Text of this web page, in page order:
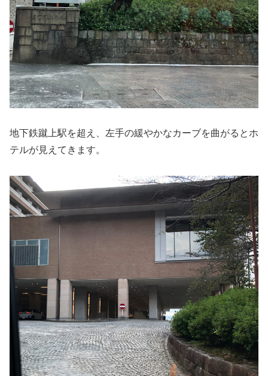
地下鉄蹴上駅を超え、左手の緩やかなカーブを曲がるとホ
テルが見えてきます。